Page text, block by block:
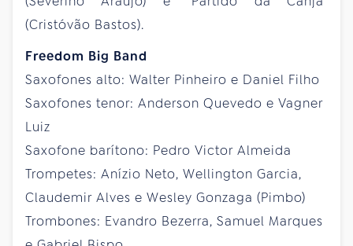
(Cristóvão Bastos).
Freedom Big Band
Saxofones alto: Walter Pinheiro e Daniel Filho
Saxofones tenor: Anderson Quevedo e Vagner
Luiz
Saxofone barítono: Pedro Victor Almeida
Trompetes: Anízio Neto, Wellington Garcia,
Claudemir Alves e Wesley Gonzaga (Pimbo)
Trombones: Evandro Bezerra, Samuel Marques